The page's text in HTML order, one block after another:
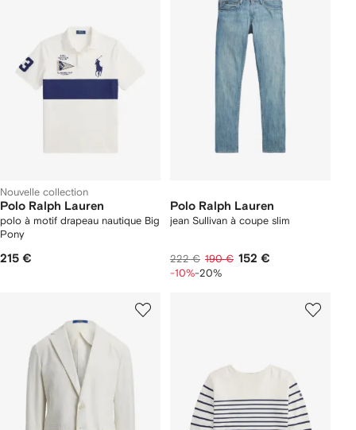
Nouvelle collection
Polo Ralph Lauren
polo à motif drapeau nautique Big
Pony
215 €
Polo Ralph Lauren
jean Sullivan à coupe slim
222 € 190 € 152 €
-10%-20%